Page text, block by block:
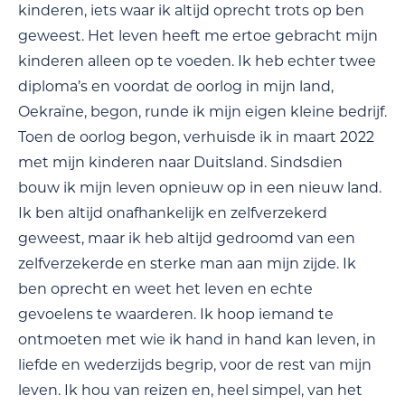
kinderen, iets waar ik altijd oprecht trots op ben
geweest. Het leven heeft me ertoe gebracht mijn
kinderen alleen op te voeden. Ik heb echter twee
diploma’s en voordat de oorlog in mijn land,
Oekraïne, begon, runde ik mijn eigen kleine bedrijf.
Toen de oorlog begon, verhuisde ik in maart 2022
met mijn kinderen naar Duitsland. Sindsdien
bouw ik mijn leven opnieuw op in een nieuw land.
Ik ben altijd onafhankelijk en zelfverzekerd
geweest, maar ik heb altijd gedroomd van een
zelfverzekerde en sterke man aan mijn zijde. Ik
ben oprecht en weet het leven en echte
gevoelens te waarderen. Ik hoop iemand te
ontmoeten met wie ik hand in hand kan leven, in
liefde en wederzijds begrip, voor de rest van mijn
leven. Ik hou van reizen en, heel simpel, van het